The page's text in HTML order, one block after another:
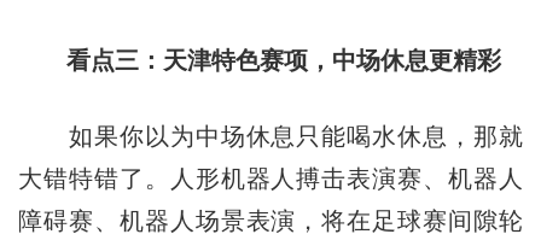
看点三：天津特色赛项，中场休息更精彩
如果你以为中场休息只能喝水休息，那就
大错特错了。人形机器人搏击表演赛、机器人
障碍赛、机器人场景表演，将在足球赛间隙轮